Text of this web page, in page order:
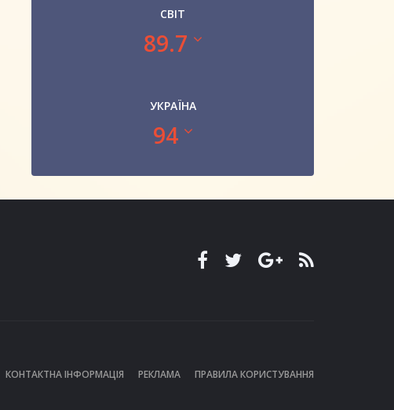
СВІТ
89.7
УКРАЇНА
94
КОНТАКТНА ІНФОРМАЦІЯ РЕКЛАМА ПРАВИЛА КОРИСТУВАННЯ